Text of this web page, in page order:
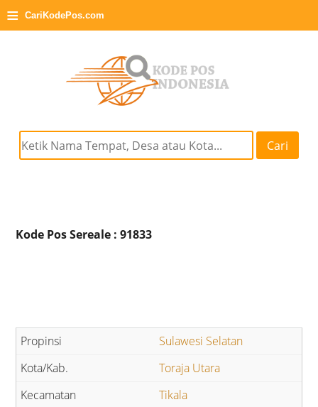
≡ CariKodePos.com
Cari
Kode Pos Sereale : 91833
Sulawesi Selatan
Toraja Utara
Tikala